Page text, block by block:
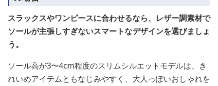
スラックスやワンピースに合わせるなら、レザー調素材で
ソールが主張しすぎないスマートなデザインを選びましょ
う。
ソール高が3〜4cm程度のスリムシルエットモデルは、き
れいめアイテムともなじみやすく、大人っぽいおしゃれを